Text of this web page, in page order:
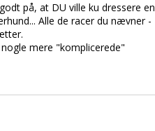
på, at DU ville ku dressere en
Alle de racer du nævner -
mere "komplicerede"